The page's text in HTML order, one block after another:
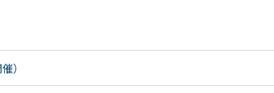
）